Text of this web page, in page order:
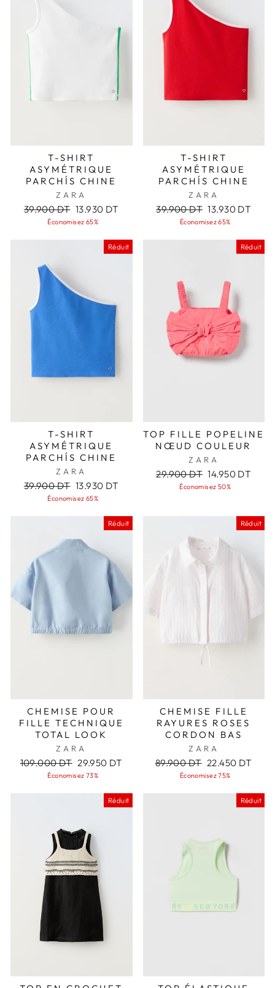
T-SHIRT
ASYMÉTRIQUE
PARCHÍS CHINE
ZARA
Prix
régulier
39.900 DT Prix
réduit
13.930 DT
Économisez 65%
T-SHIRT
ASYMÉTRIQUE
PARCHÍS CHINE
ZARA
Prix
régulier
39.900 DT Prix
réduit
13.930 DT
Économisez 65%
Réduit
T-SHIRT
ASYMÉTRIQUE
PARCHÍS CHINE
ZARA
Prix
régulier
39.900 DT Prix
réduit
13.930 DT
Économisez 65%
Réduit
TOP FILLE POPELINE
NŒUD COULEUR
ZARA
Prix
régulier
29.900 DT Prix
réduit
14.950 DT
Économisez 50%
Réduit
CHEMISE POUR
FILLE TECHNIQUE
TOTAL LOOK
ZARA
Prix
régulier
109.000 DT Prix
réduit
29.950 DT
Économisez 73%
Réduit
CHEMISE FILLE
RAYURES ROSES
CORDON BAS
ZARA
Prix
régulier
89.900 DT Prix
réduit
22.450 DT
Économisez 75%
Réduit Réduit